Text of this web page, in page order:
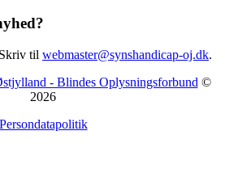
til webmaster@synshandicap-oj.dk.
- Blindes Oplysningsforbund ©
2026
Persondatapolitik